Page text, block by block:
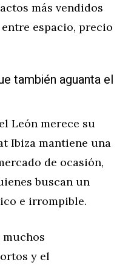
más vendidos
espacio, precio
también aguanta el
León merece su
Ibiza mantiene una
de ocasión,
buscan un
e irrompible.
y el